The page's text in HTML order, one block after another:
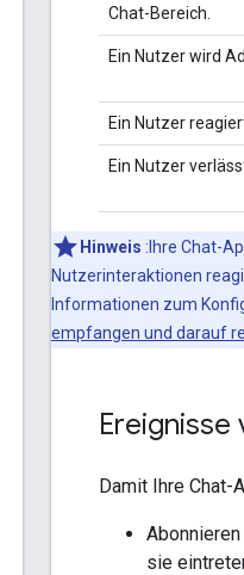
Chat-Bereich.
Ein Nutzer wird
Ein Nutzer
Ein Nutzer
Hinweis :Ihre Chat-
Nutzerinteraktionen
Informationen zum
empfangen und darauf
Damit Ihre Chat-
sie